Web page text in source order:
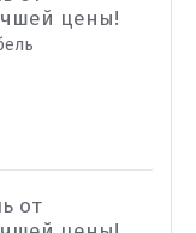
цены!
от